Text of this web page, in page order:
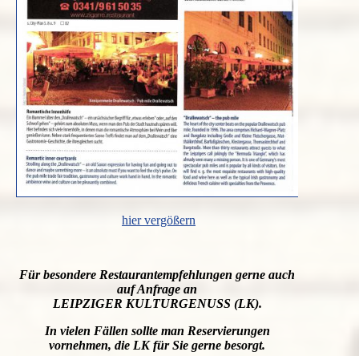
hier vergößern
Für besondere Restaurantempfehlungen gerne auch
auf Anfrage an
LEIPZIGER KULTURGENUSS (LK).
In vielen Fällen sollte man Reservierungen
vornehmen, die LK für Sie gerne besorgt.